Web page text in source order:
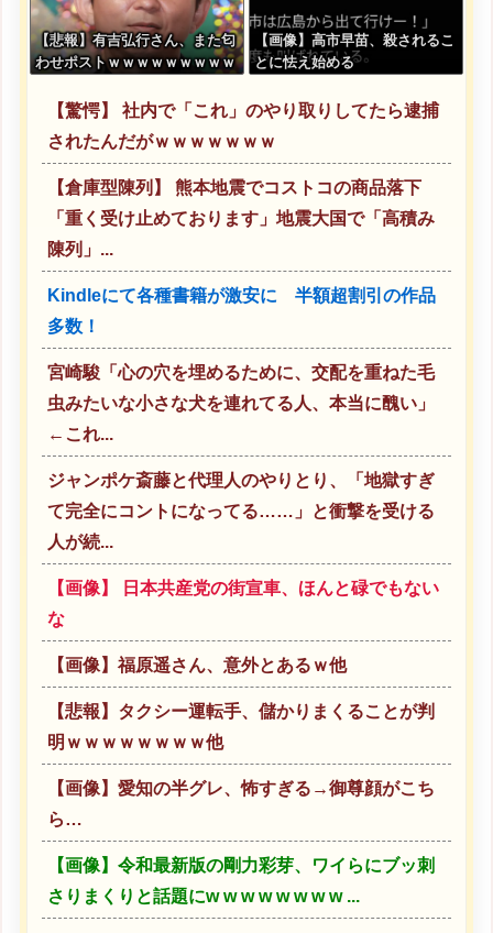
【悲報】有吉弘行さん、また匂
わせポストｗｗｗｗｗｗｗｗｗ
【画像】高市早苗、殺されるこ
とに怯え始める
【驚愕】 社内で「これ」のやり取りしてたら逮捕
されたんだがｗｗｗｗｗｗｗ
【倉庫型陳列】 熊本地震でコストコの商品落下
「重く受け止めております」地震大国で「高積み
陳列」...
Kindleにて各種書籍が激安に 半額超割引の作品
多数！
宮崎駿「心の穴を埋めるために、交配を重ねた毛
虫みたいな小さな犬を連れてる人、本当に醜い」
←これ...
ジャンポケ斎藤と代理人のやりとり、「地獄すぎ
て完全にコントになってる……」と衝撃を受ける
人が続...
【画像】 日本共産党の街宣車、ほんと碌でもない
な
【画像】福原遥さん、意外とあるｗ他
【悲報】タクシー運転手、儲かりまくることが判
明ｗｗｗｗｗｗｗｗ他
【画像】愛知の半グレ、怖すぎる→御尊顔がこち
ら…
【画像】令和最新版の剛力彩芽、ワイらにブッ刺
さりまくりと話題にw w w w w w w w ...